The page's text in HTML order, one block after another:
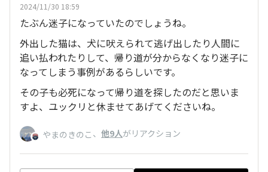
2024/11/30 18:59
たぶん迷子になっていたのでしょうね。
外出した猫は、犬に吠えられて逃げ出したり人間に
追い払われたりして、帰り道が分からなくなり迷子に
なってしまう事例があるらしいです。
その子も必死になって帰り道を探したのだと思いま
すよ、ユックリと休ませてあげてくださいね。
やまのきのこ 、 他9人がリアクション